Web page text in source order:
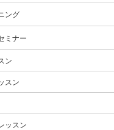
ング
ミナー
ン
スン
ッスン